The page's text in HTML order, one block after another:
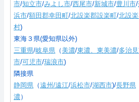
市/知立市/みよし市/西尾市/新城市/豊川市/
浜市/額田郡幸田町/北設楽郡設楽町/北設
村)
東海３県(愛知県以外)
三重県/岐阜県 （美濃/東濃、東美濃/多治
市/可児市/瑞浪市)
隣接県
静岡県 （遠州/遠江/浜松市/湖西市)/長野県
濃 ）